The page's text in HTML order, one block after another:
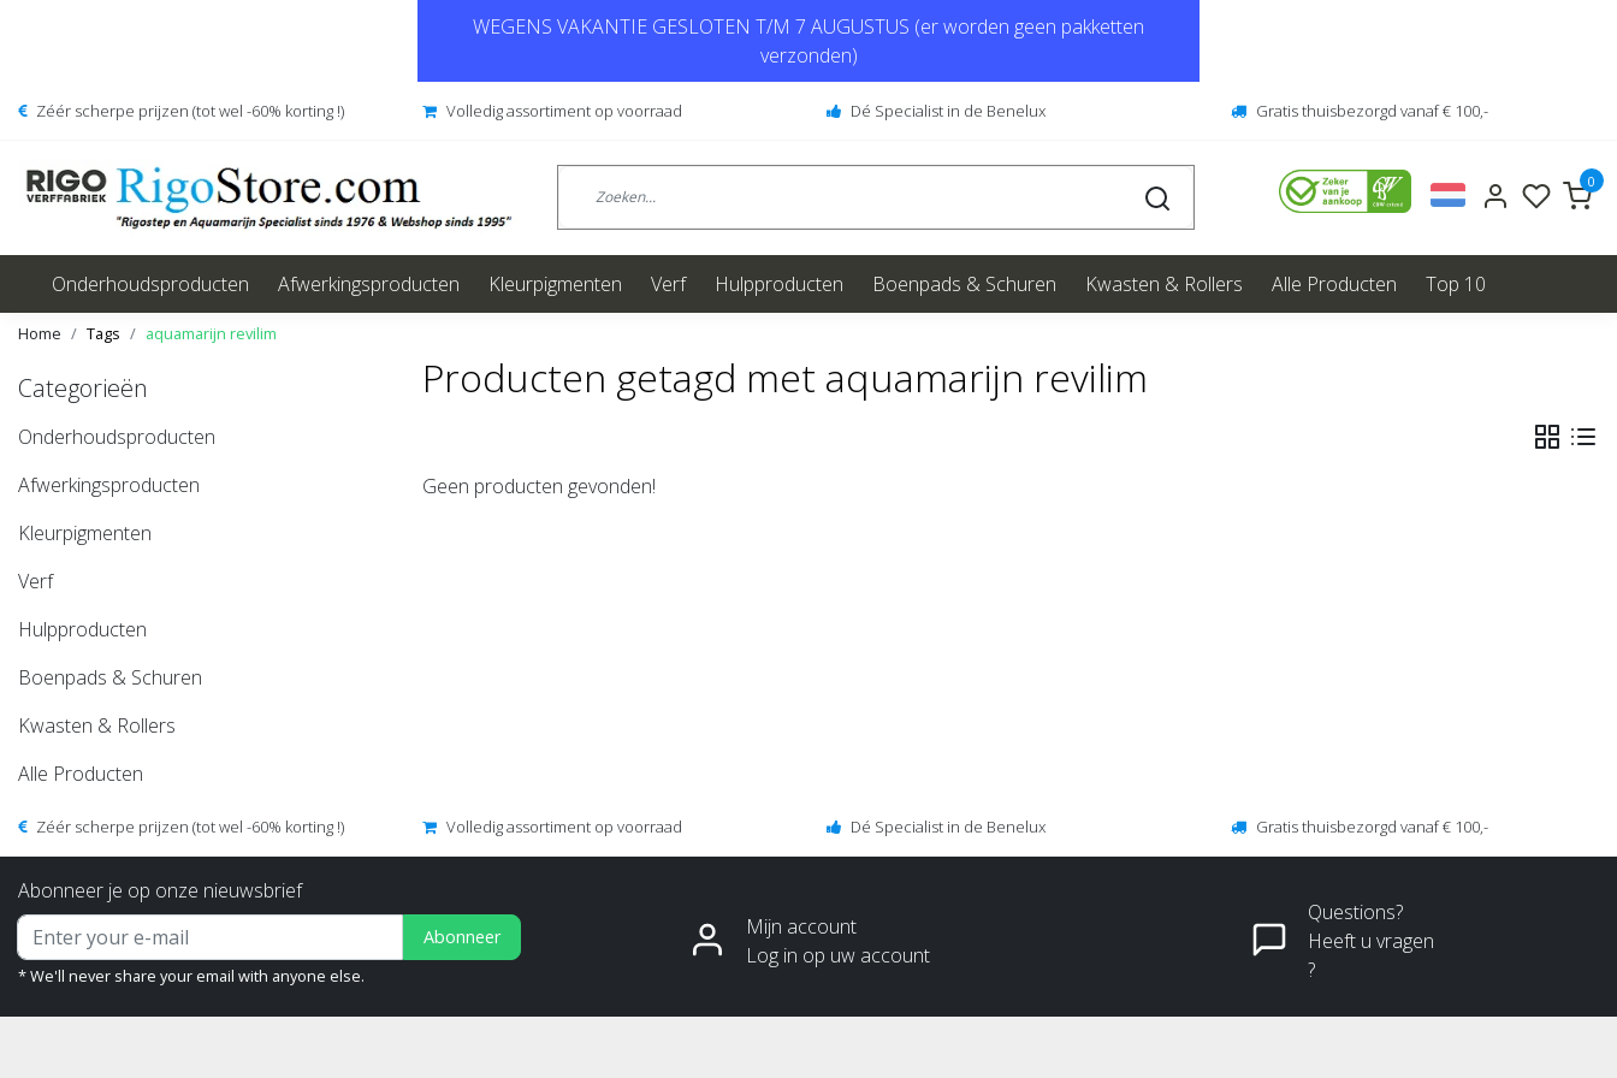
WEGENS VAKANTIE GESLOTEN T/M 7 AUGUSTUS (er worden geen pakketten
verzonden)
Zéér scherpe prijzen (tot wel -60% korting !) Volledig assortiment op voorraad Dé Specialist in de Benelux Gratis thuisbezorgd vanaf € 100,-
0
Onderhoudsproducten Afwerkingsproducten Kleurpigmenten Verf Hulpproducten Boenpads & Schuren Kwasten & Rollers Alle Producten Top 10
Home Tags aquamarijn revilim
Categorieën
Onderhoudsproducten
Afwerkingsproducten
Kleurpigmenten
Verf
Hulpproducten
Boenpads & Schuren
Kwasten & Rollers
Alle Producten
Producten getagd met aquamarijn revilim
Geen producten gevonden!
Zéér scherpe prijzen (tot wel -60% korting !) Volledig assortiment op voorraad Dé Specialist in de Benelux Gratis thuisbezorgd vanaf € 100,-
Abonneer je op onze nieuwsbrief
Abonneer
* We'll never share your email with anyone else.
Mijn account
Log in op uw account
Questions?
Heeft u vragen
?